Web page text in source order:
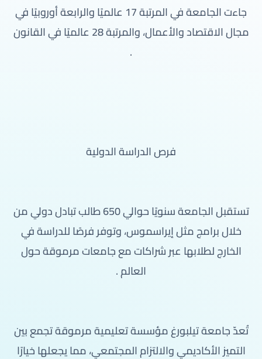
جاءت الجامعة في المرتبة 17 عالميًا والرابعة أوروبيًا في
مجال الاقتصاد والأعمال، والمرتبة 28 عالميًا في القانون
.
فرص الدراسة الدولية
تستقبل الجامعة سنويًا حوالي 650 طالب تبادل دولي من
خلال برامج مثل إيراسموس، وتوفر فرصًا للدراسة في
الخارج لطلابها عبر شراكات مع جامعات مرموقة حول
العالم .
تُعدّ جامعة تيلبورغ مؤسسة تعليمية مرموقة تجمع بين
التميز الأكاديمي والالتزام المجتمعي، مما يجعلها خيارًا